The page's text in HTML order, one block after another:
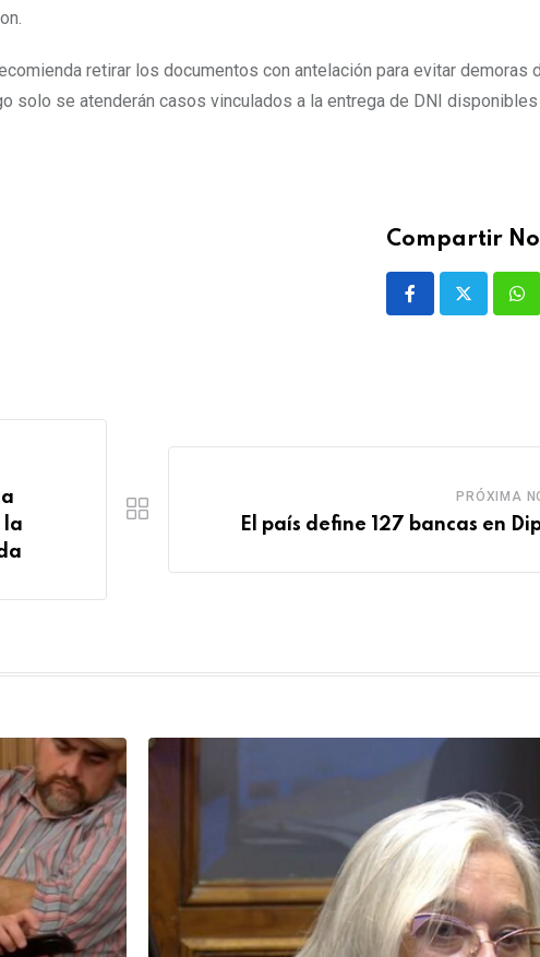
retirar los documentos con antelación para evitar demoras
solo se atenderán casos vinculados a la entrega de DNI
Compartir
la
PRÓXIMA
El país define 127 bancas en